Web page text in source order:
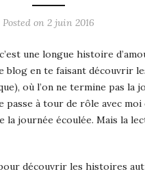
Posted on 2 juin 2016
une longue histoire
en te faisant découvrir
où l’on ne termine pas la
à tour de rôle avec moi
journée écoulée. Mais la
découvrir les histoires